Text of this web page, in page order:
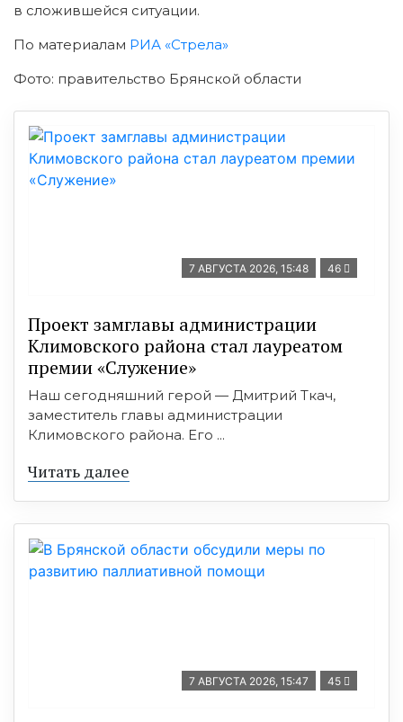
в сложившейся ситуации.
По материалам РИА «Стрела»
Фото: правительство Брянской области
7 АВГУСТА 2026, 15:48 46
Проект замглавы администрации
Климовского района стал лауреатом
премии «Служение»
Наш сегодняшний герой — Дмитрий Ткач,
заместитель главы администрации
Климовского района. Его ...
Читать далее
7 АВГУСТА 2026, 15:47 45